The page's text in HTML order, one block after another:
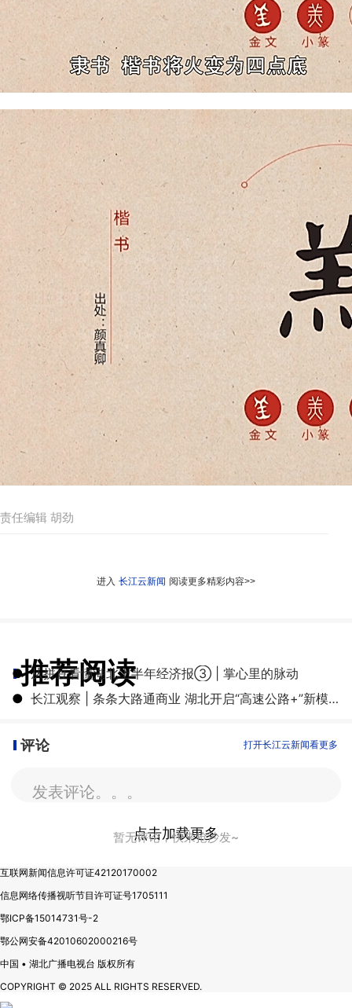
责任编辑 胡劲
进入 长江云新闻 阅读更多精彩内容>>
推荐阅读
● 从拼豆看懂湖北上半年经济报③ | 掌心里的脉动
●
长江观察 | 条条大路通商业 湖北开启“高速公路+”新模式
评论 打开长江云新闻看更多
发表评论。。。
暂无评论，快来抢沙发~
点击加载更多
互联网新闻信息许可证42120170002
信息网络传播视听节目许可证号1705111
鄂ICP备15014731号-2
鄂公网安备42010602000216号
中国 • 湖北广播电视台 版权所有
COPYRIGHT © 2025 ALL RIGHTS RESERVED.